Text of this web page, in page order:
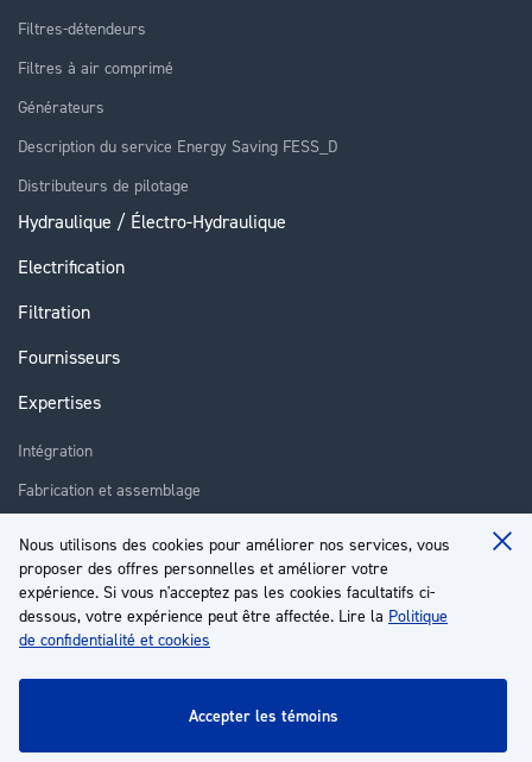
Nous utilisons des cookies pour améliorer nos services, vous
proposer des offres personnelles et améliorer votre
expérience. Si vous n'acceptez pas les cookies facultatifs ci-
dessous, votre expérience peut être affectée. Lire la Politique
de confidentialité et cookies
accepter les témoins
Filtres-détendeurs
Filtres à air comprimé
Générateurs
Description du service Energy Saving FESS_D
Distributeurs de pilotage
Hydraulique / Électro-Hydraulique
Electrification
Filtration
Fournisseurs
Expertises
Intégration
Fabrication et assemblage
Réparation
Formation
À propos
Service client